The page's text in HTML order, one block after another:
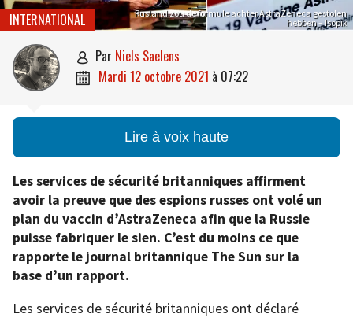
Rusland zou de formule achter AstraZeneca gestolen
hebben – Isopix
INTERNATIONAL
 par Niels Saelens
 mardi 12 octobre 2021 à 07:22
Lire à voix haute
Les services de sécurité britanniques affirment
avoir la preuve que des espions russes ont volé un
plan du vaccin d’AstraZeneca afin que la Russie
puisse fabriquer le sien. C’est du moins ce que
rapporte le journal britannique The Sun sur la
base d’un rapport.
Les services de sécurité britanniques ont déclaré